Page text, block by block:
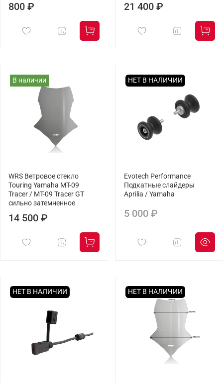
800 ₽ 21 400 ₽
В наличии
WRS Ветровое стекло
Touring Yamaha MT-09
Tracer / MT-09 Tracer GT
сильно затемненное
14 500 ₽
НЕТ В НАЛИЧИИ
Evotech Performance
Подкатные слайдеры
Aprilia / Yamaha
5 000 ₽
НЕТ В НАЛИЧИИ НЕТ В НАЛИЧИИ